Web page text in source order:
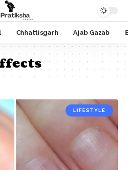
Chhattisgarh Ajab Gazab
LIFESTYLE